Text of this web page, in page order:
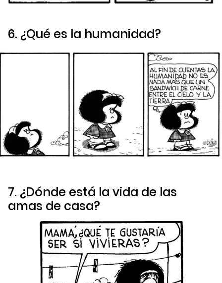
6. ¿Qué es la humanidad?
7. ¿Dónde está la vida de las
amas de casa?